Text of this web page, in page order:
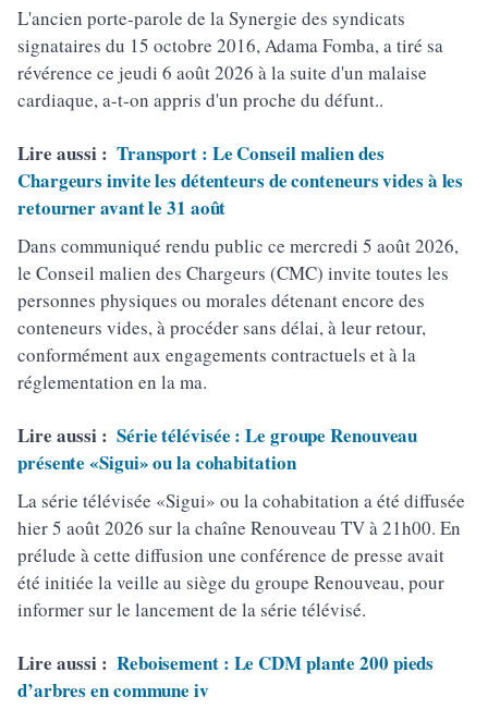
L'ancien porte-parole de la Synergie des syndicats
signataires du 15 octobre 2016, Adama Fomba, a tiré sa
révérence ce jeudi 6 août 2026 à la suite d'un malaise
cardiaque, a-t-on appris d'un proche du défunt..
Lire aussi : Transport : Le Conseil malien des
Chargeurs invite les détenteurs de conteneurs vides à les
retourner avant le 31 août
Dans communiqué rendu public ce mercredi 5 août 2026,
le Conseil malien des Chargeurs (CMC) invite toutes les
personnes physiques ou morales détenant encore des
conteneurs vides, à procéder sans délai, à leur retour,
conformément aux engagements contractuels et à la
réglementation en la ma.
Lire aussi : Série télévisée : Le groupe Renouveau
présente «Sigui» ou la cohabitation
La série télévisée «Sigui» ou la cohabitation a été diffusée
hier 5 août 2026 sur la chaîne Renouveau TV à 21h00. En
prélude à cette diffusion une conférence de presse avait
été initiée la veille au siège du groupe Renouveau, pour
informer sur le lancement de la série télévisé.
Lire aussi : Reboisement : Le CDM plante 200 pieds
d’arbres en commune iv